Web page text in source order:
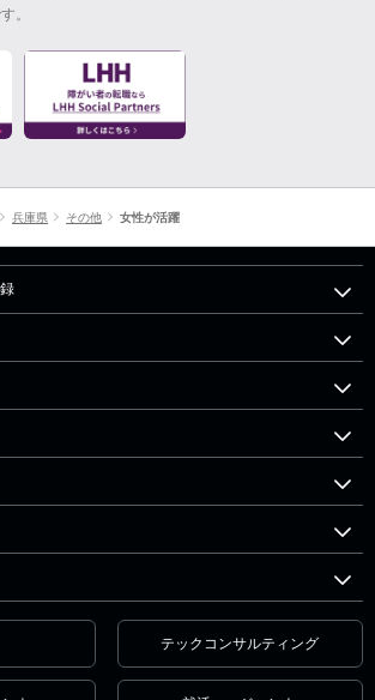
。
兵庫県 その他 女性が活躍
テックコンサルティング